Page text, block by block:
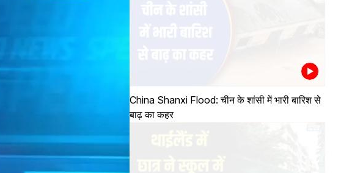
China Shanxi Flood: चीन के शांसी में भारी बारिश से
बाढ़ का कहर